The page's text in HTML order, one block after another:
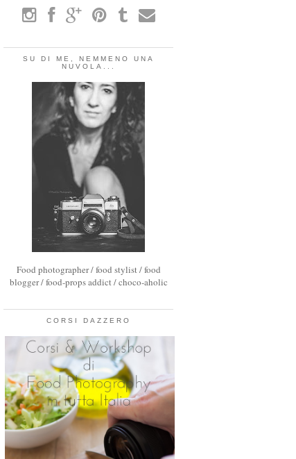
SU DI ME, NEMMENO UNA
NUVOLA...
Food photographer / food stylist / food
blogger / food-props addict / choco-aholic
CORSI DAZZERO